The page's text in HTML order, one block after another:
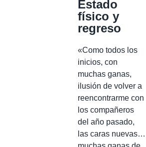
Estado
físico y
regreso
«Como todos los
inicios, con
muchas ganas,
ilusión de volver a
reencontrarme con
los compañeros
del año pasado,
las caras nuevas…